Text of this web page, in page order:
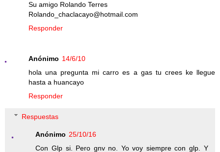
Su amigo Rolando Terres
Rolando_chaclacayo@hotmail.com
Responder
Anónimo 14/6/10
hola una pregunta mi carro es a gas tu crees ke llegue
hasta a huancayo
Responder
Respuestas
Anónimo 25/10/16
Con Glp si. Pero gnv no. Yo voy siempre con glp. Y